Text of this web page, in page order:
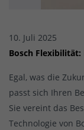
10. Juli 2025
Bosch
Egal, was die
passt sich Ihren
Sie vereint das
Technologie von